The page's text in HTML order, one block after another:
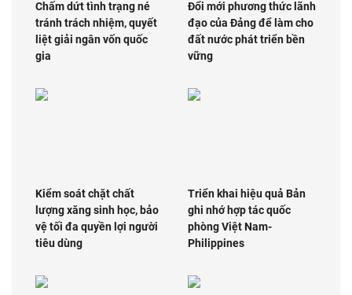
Chấm dứt tình trạng né
tránh trách nhiệm, quyết
liệt giải ngân vốn quốc
gia
Đổi mới phương thức lãnh
đạo của Đảng để làm cho
đất nước phát triển bền
vững
Kiểm soát chặt chất
lượng xăng sinh học, bảo
vệ tối đa quyền lợi người
tiêu dùng
Triển khai hiệu quả Bản
ghi nhớ hợp tác quốc
phòng Việt Nam-
Philippines